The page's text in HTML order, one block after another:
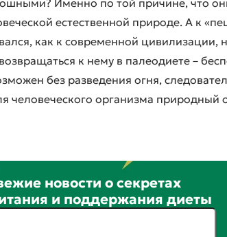
Именно по той причине, что
естественной природе. А к
как к современной цивилизации,
к нему в палеодиете –
без разведения огня,
человеческого организма
новости о секретах
и поддержания диеты